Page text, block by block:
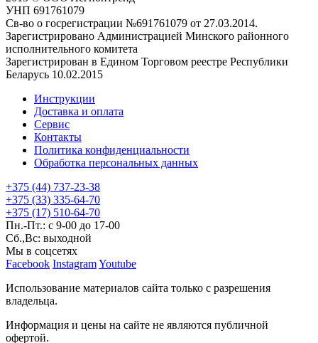
УНП 691761079
Св-во о госрегистрации №691761079 от 27.03.2014.
Зарегистрировано Администрацией Минского районного
исполнительного комитета
Зарегистрирован в Едином Торговом реестре Республики
Беларусь 10.02.2015
Инструкции
Доставка и оплата
Сервис
Контакты
Политика конфиденциальности
Обработка персональных данных
+375 (44) 737-23-38
+375 (33) 335-64-70
+375 (17) 510-64-70
Пн.-Пт.: с 9-00 до 17-00
Сб.,Вс: выходной
Мы в соцсетях
Facebook InstagramYoutube
Использование материалов сайта только с разрешения
владельца.
Информация и цены на сайте не являются публичной
офертой.